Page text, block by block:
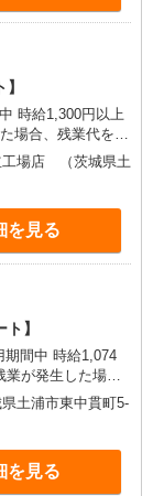
工場店 （茨城県土
を見る
】
します。
土浦市東中貫町5-
を見る